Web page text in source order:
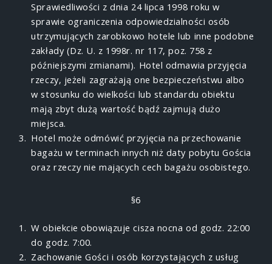
Sprawiedliwości z dnia 24 lipca 1998 roku w
sprawie ograniczenia odpowiedzialności osób
utrzymujących zarobkowo hotele lub inne podobne
zakłady (Dz. U. z 1998r. nr 117, poz. 758 z
późniejszymi zmianami). Hotel odmawia przyjęcia
rzeczy, jeżeli zagrażają one bezpieczeństwu albo
w stosunku do wielkości lub standardu obiektu
mają zbyt dużą wartość bądź zajmują dużo
miejsca.
Hotel może odmówić przyjęcia na przechowanie
bagażu w terminach innych niż daty pobytu Gościa
oraz rzeczy nie mających cech bagażu osobistego.
§6
W obiekcie obowiązuje cisza nocna od godz. 22:00
do godz. 7:00.
Zachowanie Gości i osób korzystających z usług